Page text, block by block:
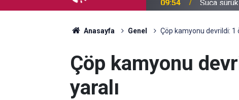
Anasayfa Genel Çöp kamyonu devrildi: 1
Çöp kamyonu
yaralı